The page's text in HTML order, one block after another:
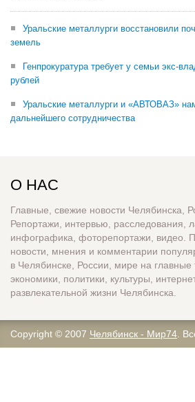
Уральские металлурги восстановили
земель
Генпрокуратура требует у семьи экс-
рублей
Уральские металлурги и «АВТОВАЗ»
дальнейшего сотрудничества
О НАС
Главные, свежие новости Челябинска,
Репортажи, интервью, расследования,
инфографика, фоторепортажи, видео.
новости, мнения и комментарии
в Челябинске, России, мире на главные
экономики, политики, культуры,
развлекательной жизни Челябинска.
Copyright © 2007 Челябинск - Мир74 .